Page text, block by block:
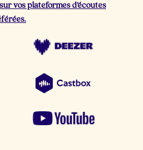
vos plateformes d’écoutes